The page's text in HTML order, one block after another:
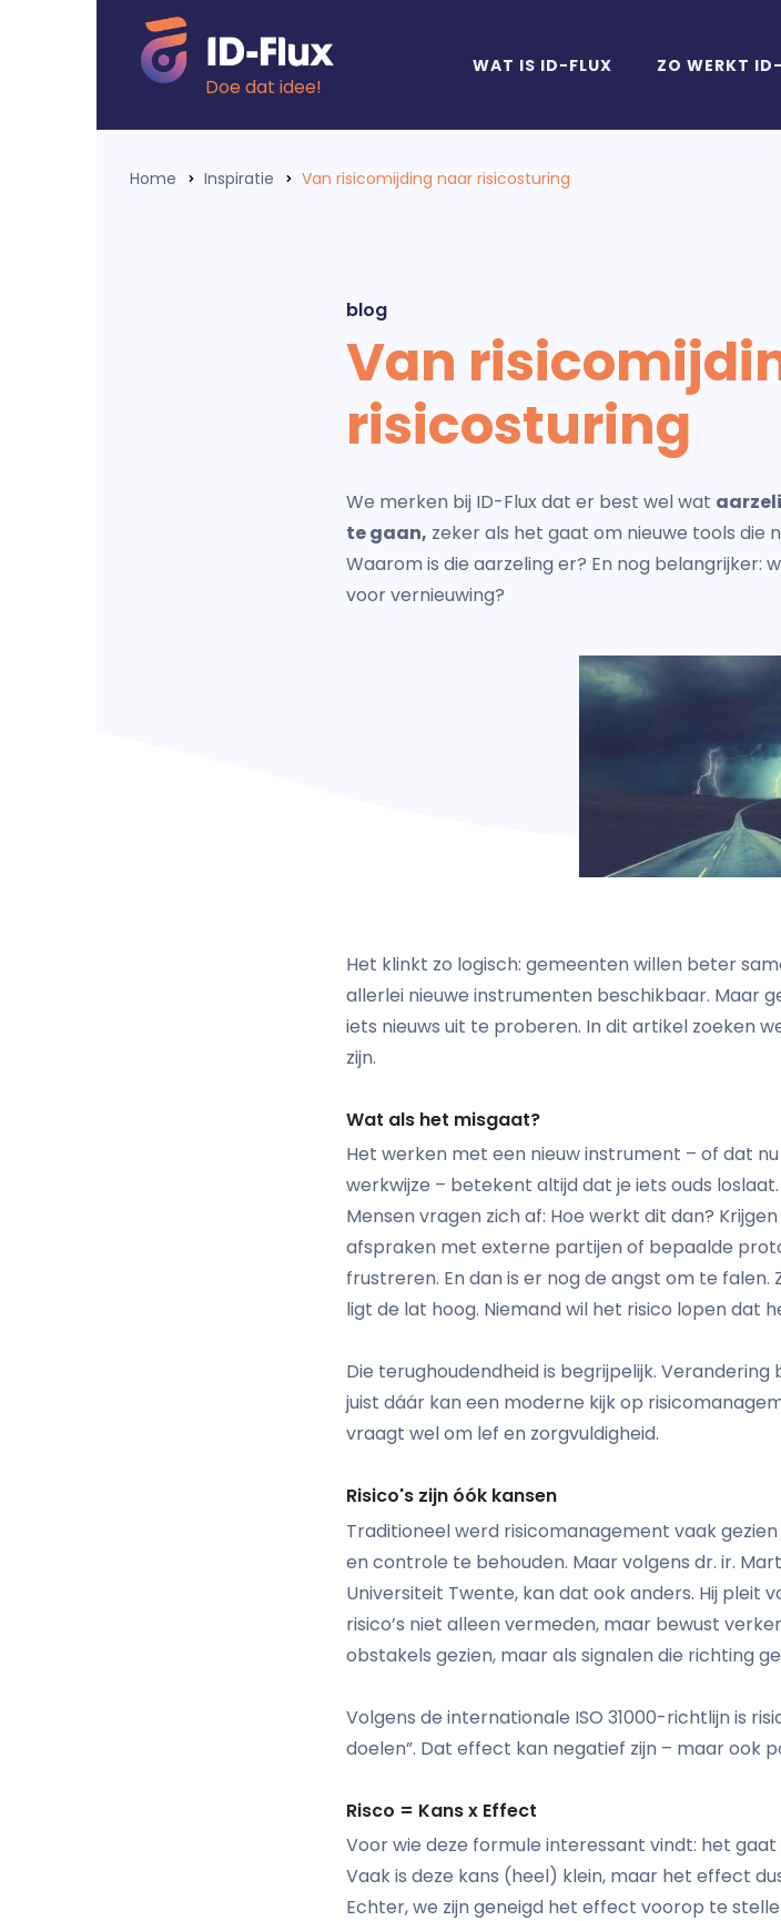
Doe dat idee!
WAT IS ID-FLUX ZO WERKT
Home Inspiratie Van risicomijding naar risicosturing
blog
Van
risicosturing
We merken bij ID-Flux dat er best wel wat
te gaan, zeker als het gaat om nieuwe tools
Waarom is die aarzeling er? En nog
voor vernieuwing?
Het klinkt zo logisch: gemeenten willen beter
allerlei nieuwe instrumenten beschikbaar. Maar
iets nieuws uit te proberen. In dit artikel zoeken
zijn.
Wat als het misgaat?
Het werken met een nieuw instrument – of dat
werkwijze – betekent altijd dat je iets ouds
Mensen vragen zich af: Hoe werkt dit dan?
afspraken met externe partijen of bepaalde
frustreren. En dan is er nog de angst om te
ligt de lat hoog. Niemand wil het risico lopen dat
Die terughoudendheid is begrijpelijk.
juist dáár kan een moderne kijk op
vraagt wel om lef en zorgvuldigheid.
Risico's zijn óók kansen
Traditioneel werd risicomanagement vaak
en controle te behouden. Maar volgens dr. ir.
Universiteit Twente, kan dat ook anders. Hij pleit
risico’s niet alleen vermeden, maar bewust
obstakels gezien, maar als signalen die richting
Volgens de internationale ISO 31000-richtlijn is
doelen”. Dat effect kan negatief zijn – maar ook
Risco = Kans x Effect
Voor wie deze formule interessant vindt: het
Vaak is deze kans (heel) klein, maar het effect
Echter, we zijn geneigd het effect voorop te